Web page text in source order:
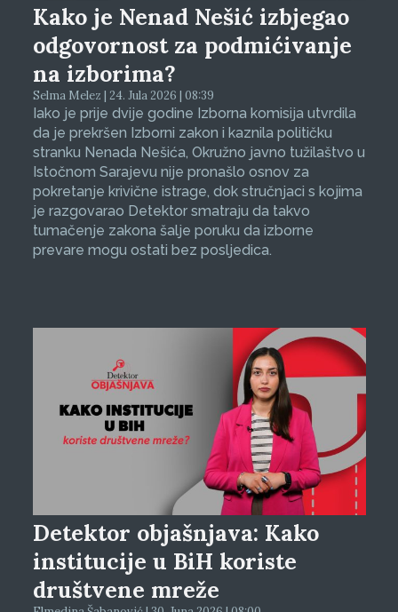
Kako je Nenad Nešić izbjegao
odgovornost za podmićivanje
na izborima?
Selma Melez | 24. Jula 2026 | 08:39
Iako je prije dvije godine Izborna komisija utvrdila
da je prekršen Izborni zakon i kaznila političku
stranku Nenada Nešića, Okružno javno tužilaštvo u
Istočnom Sarajevu nije pronašlo osnov za
pokretanje krivične istrage, dok stručnjaci s kojima
je razgovarao Detektor smatraju da takvo
tumačenje zakona šalje poruku da izborne
prevare mogu ostati bez posljedica.
Detektor objašnjava: Kako
institucije u BiH koriste
društvene mreže